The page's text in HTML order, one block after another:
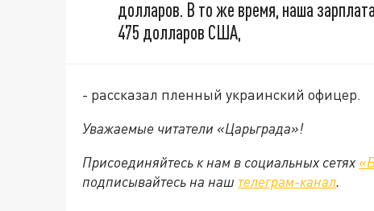
долларов. В то же время, наша
475 долларов США,
- рассказал пленный украинский офицер.
Уважаемые читатели «Царьграда»!
Присоединяйтесь к нам в социальных сетях
подписывайтесь на наш телеграм-канал.